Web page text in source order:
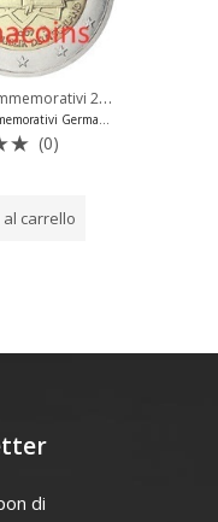
Spagna
2 Euro Commemorativi 2007 Trattati di Roma Tdr
2 Euro Commemorativi Germania 2007 Trattati di Roma Zecca D
(0)
al carrello
di